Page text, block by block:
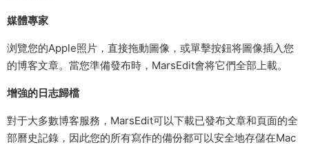
媒體專家
浏覽您的Apple照片，直接拖動圖像，或單擊按鈕将圖像插入您
的博客文章。當您準備發布時，MarsEdit會将它們全部上載。
增強的日志歸檔
對于大多數博客服務，MarsEdit可以下載已發布文章和頁面的全
部曆史記錄，因此您的所有寫作的備份都可以安全地存儲在Mac